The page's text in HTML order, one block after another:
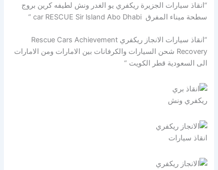
“انقاذ سيارات الجزيرة ريكفري يو الغدر ونش لطيفه كرين بروج
سطحة ميناء المفرق car RESCUE Sir lsland Abo Dhabi “
“انقاذ سيارات الانجاز ريكفري Rescue Cars Achievement
Recovery شحن السيارات والكرفانات بين الامارات ومن الامارات
الى السعودية قطر الكويت “
ريكفري ونش
انقاذ سيارات